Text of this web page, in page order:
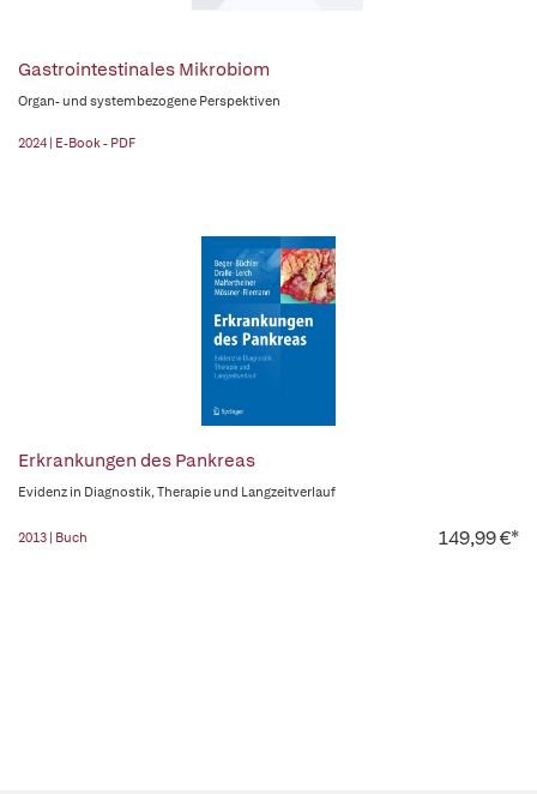
Gastrointestinales Mikrobiom
Organ- und systembezogene Perspektiven
2024 | E-Book - PDF
Erkrankungen des Pankreas
Evidenz in Diagnostik, Therapie und Langzeitverlauf
2013 | Buch 149,99 €*